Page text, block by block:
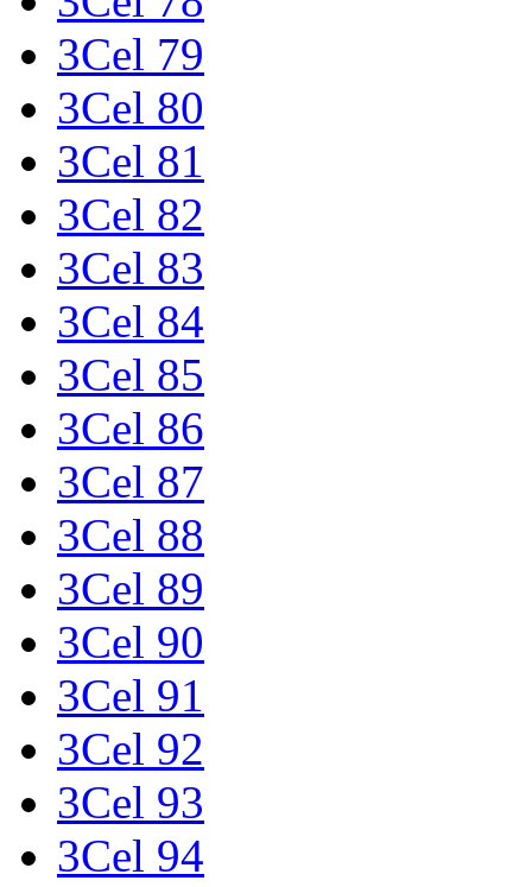
3Cel 79
3Cel 80
3Cel 81
3Cel 82
3Cel 83
3Cel 84
3Cel 85
3Cel 86
3Cel 87
3Cel 88
3Cel 89
3Cel 90
3Cel 91
3Cel 92
3Cel 93
3Cel 94